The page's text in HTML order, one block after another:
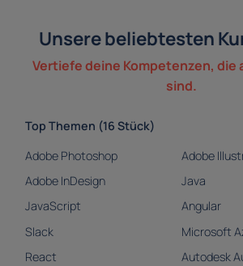
Unsere beliebtesten
Vertiefe deine Kompetenzen, die
sind.
Top Themen (16 Stück)
Adobe Photoshop
Adobe
Adobe InDesign
Java
JavaScript
Angular
Slack
Microsoft
React
Autodesk